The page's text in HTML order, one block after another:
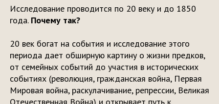
Исследование проводится по 20 веку и до 1850
года. Почему так?
20 век богат на события и исследование этого
периода дает обширную картину о жизни предков,
от семейных событий до участия в исторических
событиях (революция, гражданская война, Первая
Мировая война, раскулачивание, репрессии, Великая